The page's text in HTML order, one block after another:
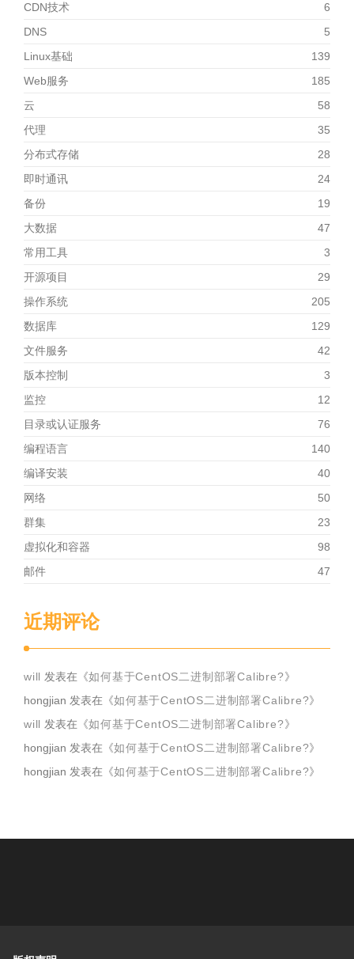
CDN技术
6
DNS
5
Linux基础
139
Web服务
185
云
58
代理
35
分布式存储
28
即时通讯
24
备份
19
大数据
47
常用工具
3
开源项目
29
操作系统
205
数据库
129
文件服务
42
版本控制
3
监控
12
目录或认证服务
76
编程语言
140
编译安装
40
网络
50
群集
23
虚拟化和容器
98
邮件
47
近期评论
will 发表在《如何基于CentOS二进制部署Calibre?》
hongjian 发表在《如何基于CentOS二进制部署Calibre?》
will 发表在《如何基于CentOS二进制部署Calibre?》
hongjian 发表在《如何基于CentOS二进制部署Calibre?》
hongjian 发表在《如何基于CentOS二进制部署Calibre?》